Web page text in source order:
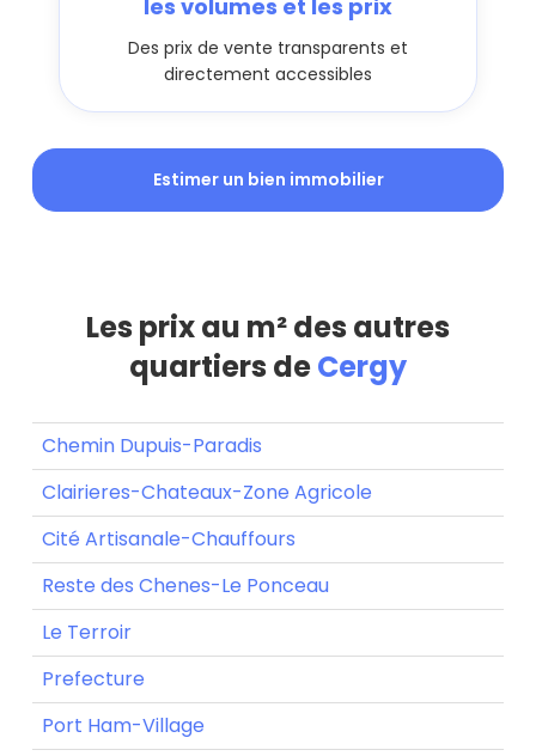
les volumes et les prix
Des prix de vente transparents et
directement accessibles
Estimer un bien immobilier
Les prix au m² des autres
quartiers deCergy
Chemin Dupuis-Paradis
Clairieres-Chateaux-Zone Agricole
Cité Artisanale-Chauffours
Reste des Chenes-Le Ponceau
Le Terroir
Prefecture
Port Ham-Village